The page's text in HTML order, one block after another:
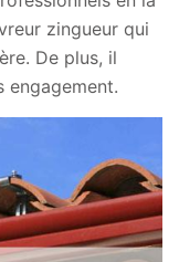
zingueur qui
De plus, il
engagement.